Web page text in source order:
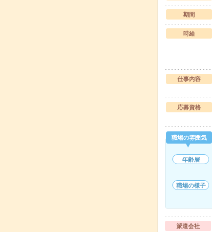
期間
時給
仕事内容
応募資格
職場の雰囲気
年齢層
職場の様子
派遣会社